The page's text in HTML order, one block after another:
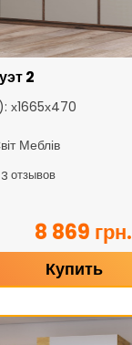
2
х1665х470
Меблів
3 отзывов
8 869 грн.
Купить